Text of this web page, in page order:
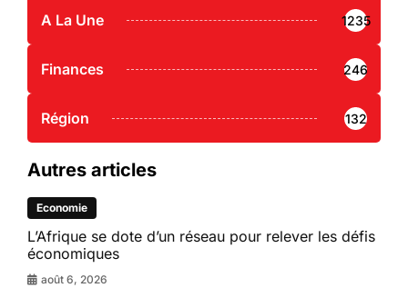
A La Une 1235
Finances 246
Région 132
Autres articles
Economie
L’Afrique se dote d’un réseau pour relever les défis
économiques
août 6, 2026